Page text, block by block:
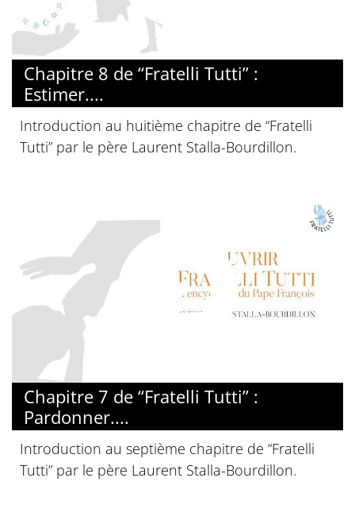
Chapitre 8 de “Fratelli Tutti” :
Estimer....
Introduction au huitième chapitre de “Fratelli
Tutti” par le père Laurent Stalla-Bourdillon.
Chapitre 7 de “Fratelli Tutti” :
Pardonner....
Introduction au septième chapitre de “Fratelli
Tutti” par le père Laurent Stalla-Bourdillon.